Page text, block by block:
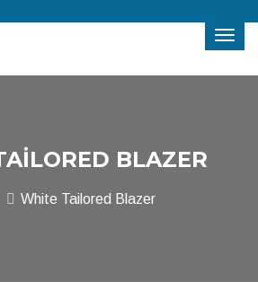
BLAZER
White Tailored Blazer